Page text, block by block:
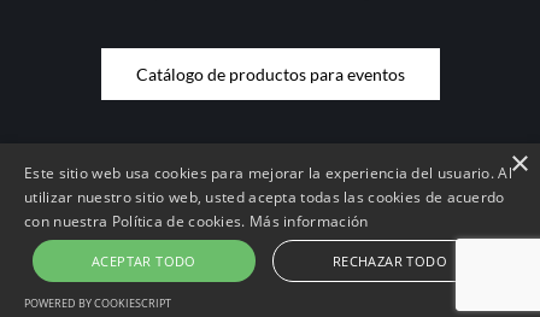
Catálogo de productos para eventos
© Copyright 2026 Saez Decom - Todos los derechos reservados | Web
desenvolupada perCompsa Online• Aviso Legal y condiciones de uso
Condiciones de contratación |
Política de Cookies|Política de
Privacidad
×
Este sitio web usa cookies para mejorar la experiencia del usuario. Al
utilizar nuestro sitio web, usted acepta todas las cookies de acuerdo
con nuestra Política de cookies. Más información
ACEPTAR TODO RECHAZAR TODO
POWERED BY COOKIESCRIPT